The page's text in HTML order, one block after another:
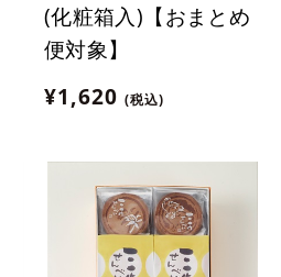
(化粧箱入)【おまとめ
便対象】
¥1,620 (税込)